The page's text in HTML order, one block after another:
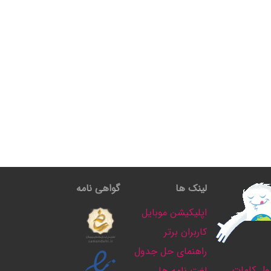
لینک ها
اپلیکیشن موبایل
کاربران برتر
راهنمای حل جدول
گواهی نامه